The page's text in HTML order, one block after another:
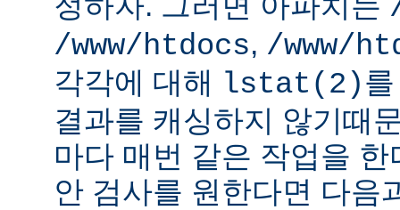
/www/htdocs, /www/
각각에 대해
lstat(2)
결과를 캐싱하지 않기때
마다 매번 같은 작업을
안 검사를 원한다면 다음